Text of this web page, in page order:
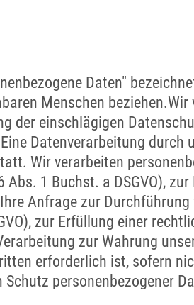
Daten"
Menschen beziehen.Wir
der einschlägigen
Datenverarbeitung
Wir verarbeiten
1 Buchst. a DSGVO),
Anfrage zur
zur Erfüllung einer
zur Wahrung
erforderlich ist, sofern
personenbezogener